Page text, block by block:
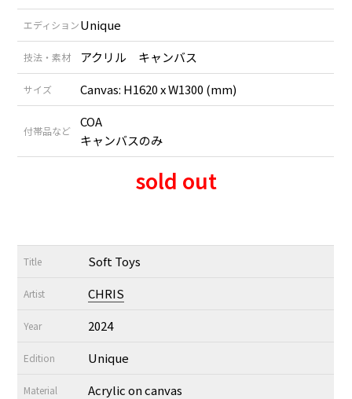
エディションUnique
技法・素材 アクリル キャンバス
サイズ Canvas: H1620 x W1300 (mm)
付帯品など
COA
キャンバスのみ
sold out
Title Soft Toys
Artist CHRIS
Year 2024
Edition Unique
Material Acrylic on canvas